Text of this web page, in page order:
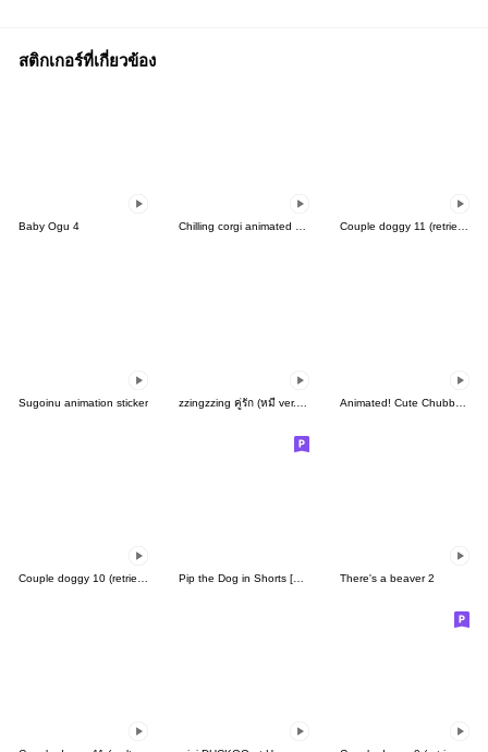
สติกเกอร์ที่เกี่ยวข้อง
Baby Ogu 4 Chilling corgi animated stickers Couple doggy 11 (retriever)
Sugoinu animation sticker Animated! Cute Chubby Frog Summer
There's a beaver 2